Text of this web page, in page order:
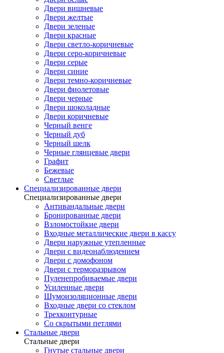
Двери вишневые
Двери желтые
Двери зеленые
Двери красные
Двери светло-коричневые
Двери серо-коричневые
Двери серые
Двери синие
Двери темно-коричневые
Двери фиолетовые
Двери черные
Двери шоколадные
Двери коричневые
Черный венге
Черный дуб
Черный шелк
Черные глянцевые двери
Графит
Бежевые
Светлые
Специализированные двери
Специализированные двери
Антивандальные двери
Бронированные двери
Взломостойкие двери
Входные металлические двери в кассу
Двери наружные утепленные
Двери с видеонаблюдением
Двери с домофоном
Двери с терморазрывом
Пуленепробиваемые двери
Усиленные двери
Шумоизоляционные двери
Входные двери со стеклом
Трехконтурные
Со скрытыми петлями
Стальные двери
Стальные двери
Гнутые стальные двери